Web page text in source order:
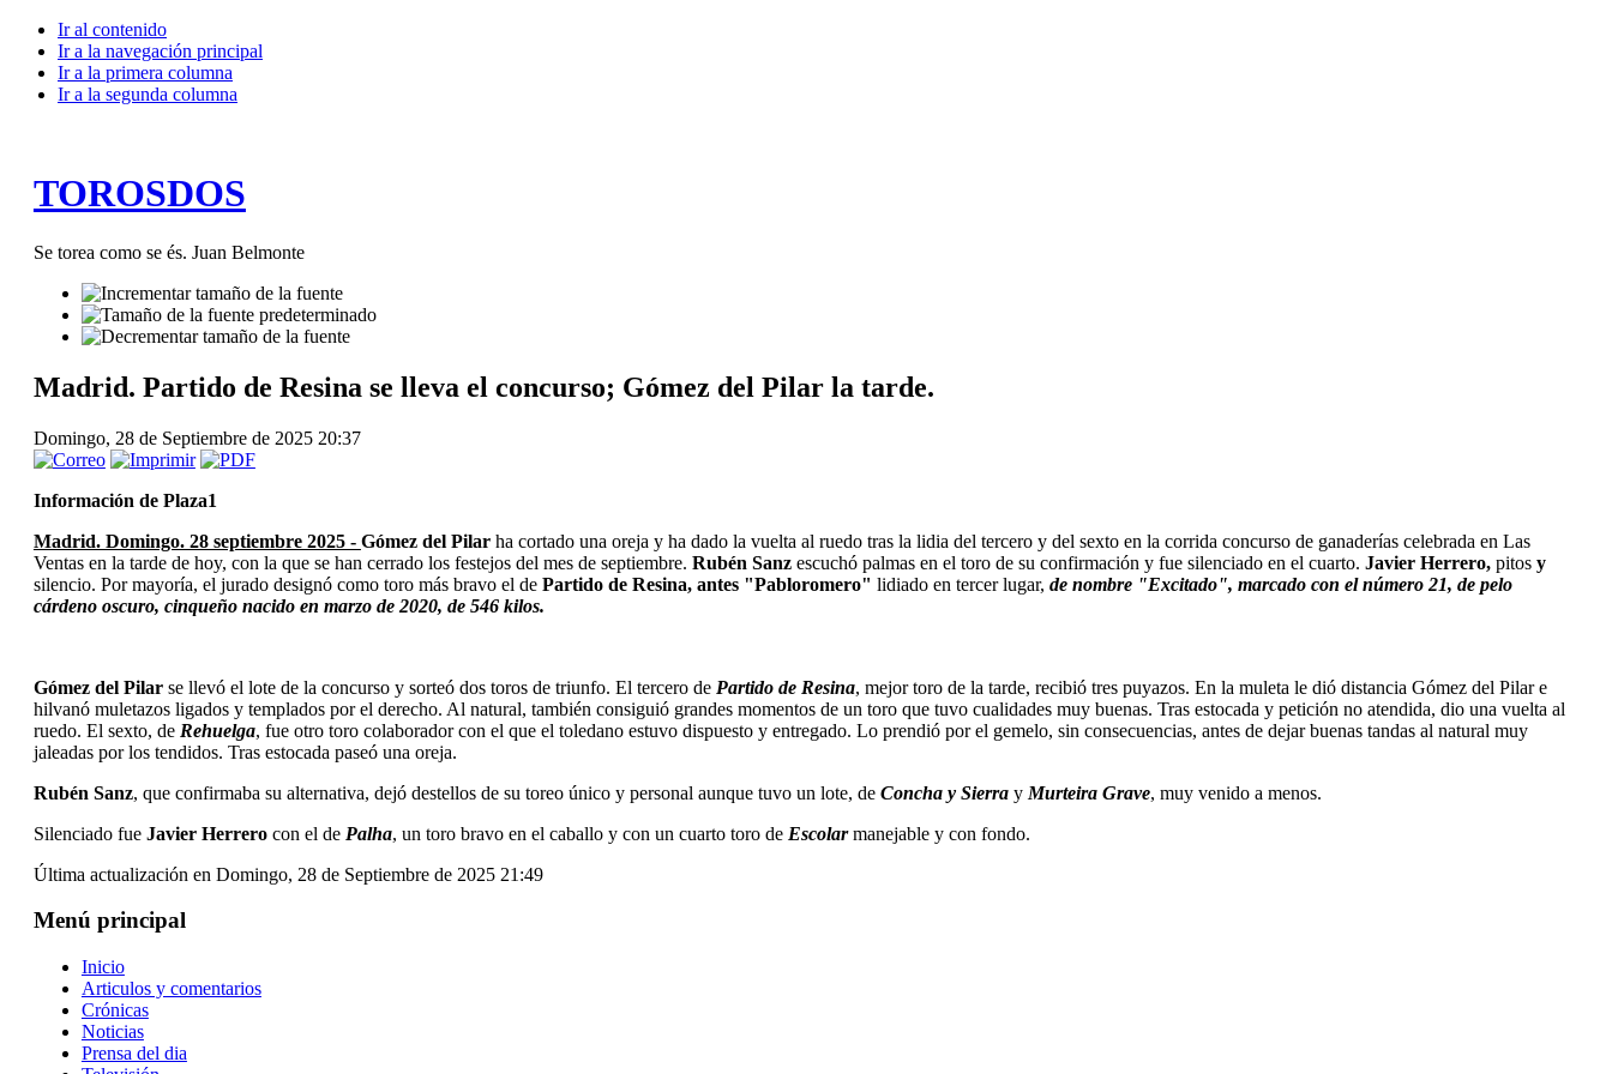
Ir al contenido
Ir a la navegación principal
Ir a la primera columna
Ir a la segunda columna
TOROSDOS
Se torea como se és. Juan Belmonte
Madrid. Partido de Resina se lleva el concurso; Gómez del Pilar la tarde.
Domingo, 28 de Septiembre de 2025 20:37
Información de Plaza1
Madrid. Domingo. 28 septiembre 2025 - Gómez del Pilarha cortado una oreja y ha dado la vuelta al ruedo tras la lidia del tercero y del sexto en la corrida concurso de ganaderías celebrada en Las
Ventas en la tarde de hoy, con la que se han cerrado los festejos del mes de septiembre. Rubén Sanz escuchó palmas en el toro de su confirmación y fue silenciado en el cuarto. Javier Herrero, pitosy
silencio. Por mayoría, el jurado designó como toro más bravo el de Partido de Resina, antes "Pabloromero" lidiado en tercer lugar, de nombre "Excitado", marcado con el número 21, de pelo
cárdeno oscuro, cinqueño nacido en marzo de 2020, de 546 kilos.
Gómez del Pilar se llevó el lote de la concurso y sorteó dos toros de triunfo. El tercero de Partido de Resina, mejor toro de la tarde, recibió tres puyazos. En la muleta le dió distancia Gómez del Pilar e
hilvanó muletazos ligados y templados por el derecho. Al natural, también consiguió grandes momentos de un toro que tuvo cualidades muy buenas. Tras estocada y petición no atendida, dio una vuelta al
ruedo. El sexto, de Rehuelga, fue otro toro colaborador con el que el toledano estuvo dispuesto y entregado. Lo prendió por el gemelo, sin consecuencias, antes de dejar buenas tandas al natural muy
jaleadas por los tendidos. Tras estocada paseó una oreja.
Rubén Sanz, que confirmaba su alternativa, dejó destellos de su toreo único y personal aunque tuvo un lote, de Concha y Sierray Murteira Grave, muy venido a menos.
Silenciado fue Javier Herrerocon el de Palha, un toro bravo en el caballo y con un cuarto toro de Escolarmanejable y con fondo.
Última actualización en Domingo, 28 de Septiembre de 2025 21:49
Menú principal
Inicio
Articulos y comentarios
Crónicas
Noticias
Prensa del dia